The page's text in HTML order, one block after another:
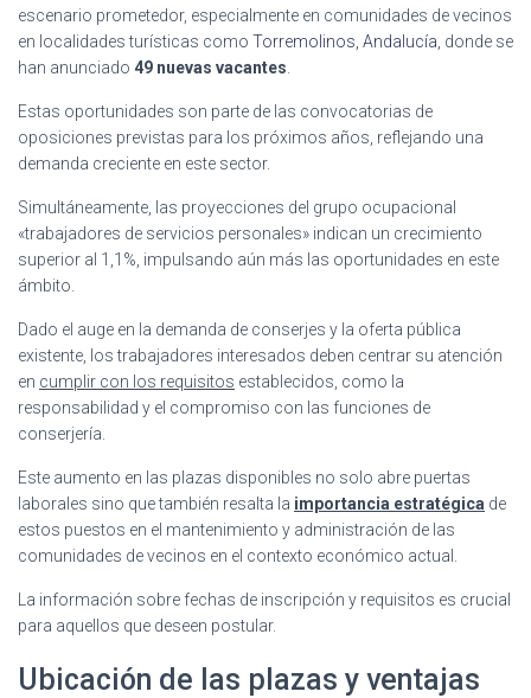
escenario prometedor, especialmente en comunidades de vecinos
en localidades turísticas como Torremolinos, Andalucía , donde se
han anunciado 49 nuevas vacantes
Estas oportunidades son parte de las convocatorias de
oposiciones previstas para los próximos años, reflejando una
demanda creciente en este sector.
Simultáneamente, las proyecciones del grupo ocupacional
«trabajadores de servicios personales» indican un crecimiento
superior al 1,1%, impulsando aún más las oportunidades en este
ámbito.
Dado el auge en la demanda de conserjes y la oferta pública
existente, los trabajadores interesados deben centrar su atención
en cumplir con los requisitos establecidos, como la
responsabilidad y el compromiso con las funciones de
conserjería.
Este aumento en las plazas disponibles no solo abre puertas
laborales sino que también resalta la importancia estratégica de
estos puestos en el mantenimiento y administración de las
comunidades de vecinos en el contexto económico actual.
La información sobre fechas de inscripción y requisitos es crucial
para aquellos que deseen postular.
Ubicación de las plazas y ventajas